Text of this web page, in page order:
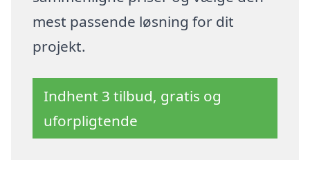
mest passende løsning for dit
projekt.
Indhent 3 tilbud, gratis og
uforpligtende